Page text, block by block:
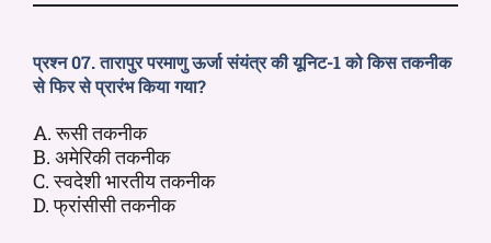
प्रश्न 07. तारापुर परमाणु ऊर्जा संयंत्र की यूनिट-1 को किस तकनीक
से फिर से प्रारंभ किया गया?
A. रूसी तकनीक
B. अमेरिकी तकनीक
C. स्वदेशी भारतीय तकनीक
D. फ्रांसीसी तकनीक